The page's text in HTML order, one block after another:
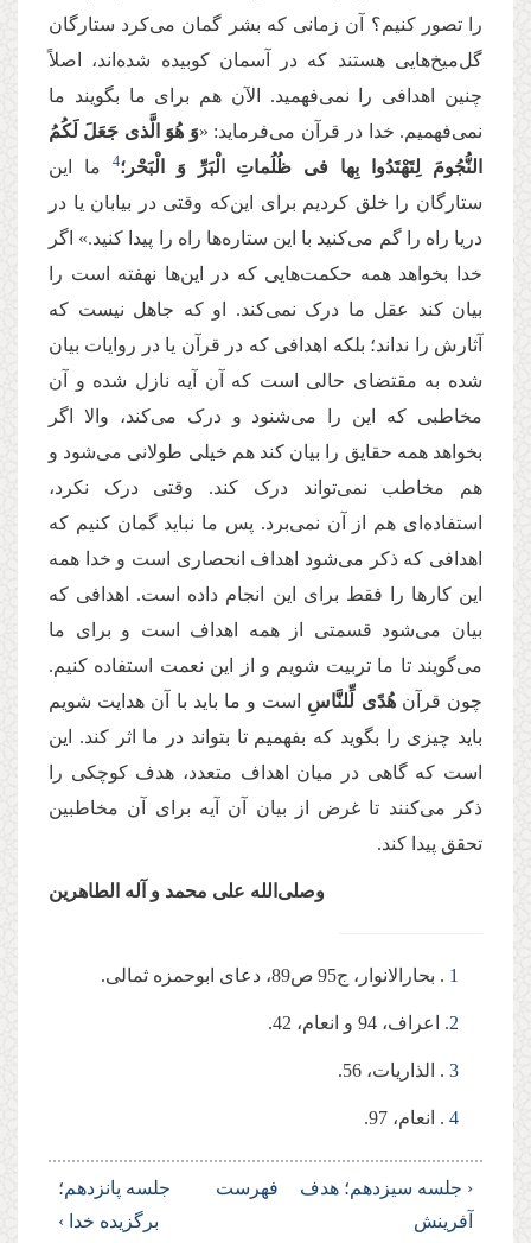
را تصور کنیم؟ آن زمانی که بشر گمان می‌کرد ستارگان
گل‌میخ‌هایی هستند که در آسمان کوبیده شده‌اند، اصلاً
چنین اهدافی را نمی‌فهمید. الآن هم برای ما بگویند ما
نمی‌فهمیم. خدا در قرآن می‌فرماید: «وَ هُوَ الَّذی جَعَلَ لَكُمُ
النُّجُومَ لِتَهْتَدُوا بِها فی‏ ظُلُماتِ الْبَرِّ وَ الْبَحْر؛4
ما این
ستارگان را خلق کردیم برای این‌که وقتی در بیابان یا در
دریا راه را گم می‌کنید با این ستاره‌ها راه را پیدا کنید.» اگر
خدا بخواهد همه حکمت‌هایی که در این‌ها نهفته است را
بیان کند عقل ما درک نمی‌کند. او که جاهل نیست که
آثارش را نداند؛ بلکه اهدافی که در قرآن یا در روایات بیان
شده به مقتضای حالی است که آن آیه نازل شده و آن
مخاطبی که این را می‌شنود و درک می‌کند، والا اگر
بخواهد همه حقایق را بیان کند هم خیلی طولانی می‌شود و
هم مخاطب نمی‌تواند درک کند. وقتی درک نکرد،
استفاده‌ای هم از آن نمی‌برد. پس ما نباید گمان کنیم که
اهدافی که ذکر می‌شود اهداف انحصاری است و خدا همه
این کارها را فقط برای این انجام داده است. اهدافی که
بیان می‌شود قسمتی از همه اهداف است و برای ما
می‌گویند تا ما تربیت شویم و از این نعمت استفاده کنیم.
چون قرآنهُدًى لِّلنَّاسِ است و ما باید با آن هدایت شویم
باید چیزی را بگوید که بفهمیم تا بتواند در ما اثر کند. این
است که گاهی در میان اهداف متعدد، هدف کوچکی را
ذکر می‌کنند تا غرض از بیان آن آیه برای آن مخاطبین
تحقق پیدا کند.
وصلی‌الله علی محمد و آله الطاهرین
1 . بحارالانوار، ج95 ص89، دعای ابوحمزه ثمالی.
2. اعراف، 94 و انعام، 42.
3 . الذاریات، 56.
4 . انعام، 97.
‹ جلسه سیزدهم؛ هدف
آفرینش
فهرست
جلسه پانزدهم؛
برگزیده خدا ›